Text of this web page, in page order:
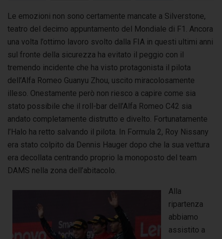
Le emozioni non sono certamente mancate a Silverstone,
teatro del decimo appuntamento del Mondiale di F1. Ancora
una volta l’ottimo lavoro svolto dalla FIA in questi ultimi anni
sul fronte della sicurezza ha evitato il peggio con il
tremendo incidente che ha visto protagonista il pilota
dell’Alfa Romeo Guanyu Zhou, uscito miracolosamente
illeso. Onestamente però non riesco a capire come sia
stato possibile che il roll-bar dell’Alfa Romeo C42 sia
andato completamente distrutto e divelto. Fortunatamente
l’Halo ha retto salvando il pilota. In Formula 2, Roy Nissany
era stato colpito da Dennis Hauger dopo che la sua vettura
era decollata centrando proprio la monoposto del team
DAMS nella zona dell’abitacolo.
Alla
ripartenza
abbiamo
assistito a